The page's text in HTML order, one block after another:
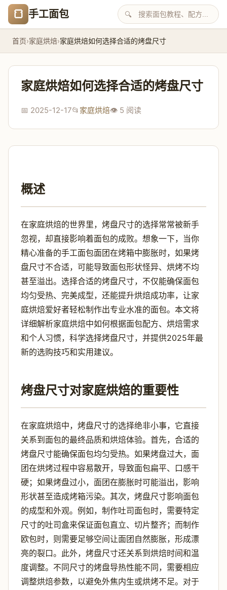
🍞 手工面包 🔍
首页›家庭烘焙›家庭烘焙如何选择合适的烤盘尺寸
家庭烘焙如何选择合适的烤盘尺寸
📅 2025-12-17📂 家庭烘焙👁️ 5 阅读
概述
在家庭烘焙的世界里，烤盘尺寸的选择常常被新手
忽视，却直接影响着面包的成败。想象一下，当你
精心准备的手工面包面团在烤箱中膨胀时，如果烤
盘尺寸不合适，可能导致面包形状怪异、烘烤不均
甚至溢出。选择合适的烤盘尺寸，不仅能确保面包
均匀受热、完美成型，还能提升烘焙成功率，让家
庭烘焙爱好者轻松制作出专业水准的面包。本文将
详细解析家庭烘焙中如何根据面包配方、烘焙需求
和个人习惯，科学选择烤盘尺寸，并提供2025年最
新的选购技巧和实用建议。
烤盘尺寸对家庭烘焙的重要性
在家庭烘焙中，烤盘尺寸的选择绝非小事，它直接
关系到面包的最终品质和烘焙体验。首先，合适的
烤盘尺寸能确保面包均匀受热。如果烤盘过大，面
团在烘烤过程中容易散开，导致面包扁平、口感干
硬；如果烤盘过小，面团在膨胀时可能溢出，影响
形状甚至造成烤箱污染。其次，烤盘尺寸影响面包
的成型和外观。例如，制作吐司面包时，需要特定
尺寸的吐司盒来保证面包直立、切片整齐；而制作
欧包时，则需要足够空间让面团自然膨胀，形成漂
亮的裂口。此外，烤盘尺寸还关系到烘焙时间和温
度调整。不同尺寸的烤盘导热性能不同，需要相应
调整烘焙参数，以避免外焦内生或烘烤不足。对于